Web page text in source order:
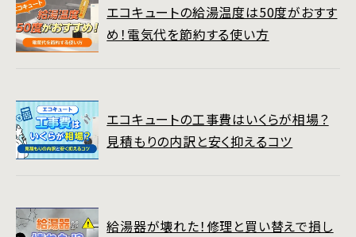
エコキュートの給湯温度は50度がおすす
め！電気代を節約する使い方
エコキュートの工事費はいくらが相場？
見積もりの内訳と安く抑えるコツ
給湯器が壊れた！修理と買い替えで損し